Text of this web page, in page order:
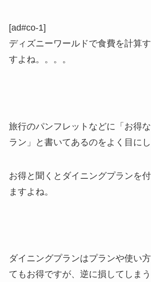
[ad#co-1]
ディズニーワールドで食費を計算
すよね。。。。
旅行のパンフレットなどに「お得
ラン」と書いてあるのをよく目にし
お得と聞くとダイニングプランを
ますよね。
ダイニングプランはプランや使い
てもお得ですが、逆に損してしま